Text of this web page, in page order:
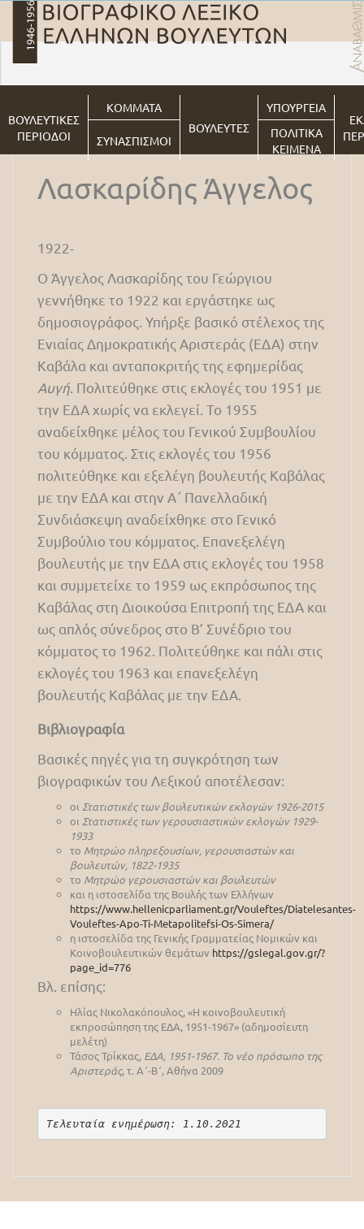
ΒΟΥΛΕΥΤΙΚΕΣ
ΠΕΡΙΟΔΟΙ
ΚΟΜΜΑΤΑ
ΒΟΥΛΕΥΤΕΣ
ΥΠΟΥΡΓΕΙΑ
ΣΥΝΑΣΠΙΣΜΟΙ
ΠΟΛΙΤΙΚΑ
ΚΕΙΜΕΝΑ
Λασκαρίδης Άγγελος
1922-
Ο Άγγελος Λασκαρίδης του Γεώργιου
γεννήθηκε το 1922 και εργάστηκε ως
δημοσιογράφος. Υπήρξε βασικό στέλεχος της
Ενιαίας Δημοκρατικής Αριστεράς (ΕΔΑ) στην
Καβάλα και ανταποκριτής της εφημερίδας
Αυγή . Πολιτεύθηκε στις εκλογές του 1951 με
την ΕΔΑ χωρίς να εκλεγεί. Το 1955
αναδείχθηκε μέλος του Γενικού Συμβουλίου
του κόμματος. Στις εκλογές του 1956
πολιτεύθηκε και εξελέγη βουλευτής Καβάλας
με την ΕΔΑ και στην Α΄ Πανελλαδική
Συνδιάσκεψη αναδείχθηκε στο Γενικό
Συμβούλιο του κόμματος. Επανεξελέγη
βουλευτής με την ΕΔΑ στις εκλογές του 1958
και συμμετείχε το 1959 ως εκπρόσωπος της
Καβάλας στη Διοικούσα Επιτροπή της ΕΔΑ και
ως απλός σύνεδρος στο Β’ Συνέδριο του
κόμματος το 1962. Πολιτεύθηκε και πάλι στις
εκλογές του 1963 και επανεξελέγη
βουλευτής Καβάλας με την ΕΔΑ.
Βιβλιογραφία
Βασικές πηγές για τη συγκρότηση των
βιογραφικών του Λεξικού αποτέλεσαν:
οι Στατιστικές των βουλευτικών εκλογών 1926-2015
οι Στατιστικές των γερουσιαστικών εκλογών 1929-
1933
το Μητρώο πληρεξουσίων, γερουσιαστών και
βουλευτών, 1822-1935
το Μητρώο γερουσιαστών και βουλευτών
και η ιστοσελίδα της Βουλής των Ελλήνων
https://www.hellenicparliament.gr/Vouleftes/Diatelesantes-
Vouleftes-Apo-Ti-Metapolitefsi-Os-Simera/
η ιστοσελίδα της Γενικής Γραμματείας Νομικών και
Κοινοβουλευτικών θεμάτων https://gslegal.gov.gr/?
page_id=776
Βλ. επίσης:
Ηλίας Νικολακόπουλος, «Η κοινοβουλευτική
εκπροσώπηση της ΕΔΑ, 1951-1967» (αδημοσίευτη
μελέτη)
Τάσος Τρίκκας, ΕΔΑ, 1951-1967. Το νέο πρόσωπο της
Αριστεράς, τ. Α΄-Β΄, Αθήνα 2009
Τελευταία ενημέρωση: 1.10.2021